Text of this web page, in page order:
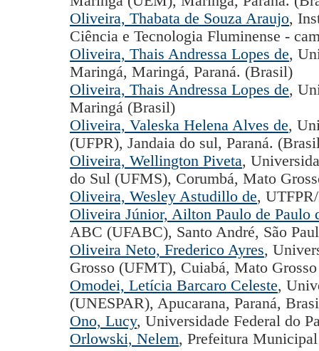
Oliveira, Thabata de Souza Araujo,
Ciência e Tecnologia Fluminense -
Oliveira, Thais Andressa Lopes de,
Maringá, Maringá, Paraná. (Brasil)
Oliveira, Thais Andressa Lopes de,
Maringá (Brasil)
Oliveira, Valeska Helena Alves de,
(UFPR), Jandaia do sul, Paraná.
Oliveira, Wellington Piveta,
do Sul (UFMS), Corumbá, Mato
Oliveira, Wesley Astudillo de,
Oliveira Júnior, Ailton Paulo de Paulo
ABC (UFABC), Santo André, São
Oliveira Neto, Frederico Ayres,
Grosso (UFMT), Cuiabá, Mato
Omodei, Letícia Barcaro Celeste,
(UNESPAR), Apucarana, Paraná,
Ono, Lucy, Universidade Federal do
Orlowski, Nelem, Prefeitura